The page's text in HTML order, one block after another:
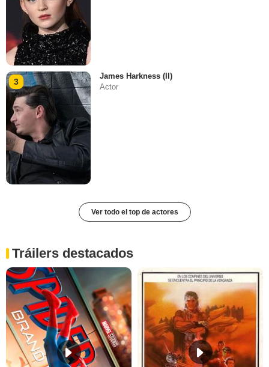
3
James Harkness (II)
Actor
Ver todo el top de actores
Tráilers destacados